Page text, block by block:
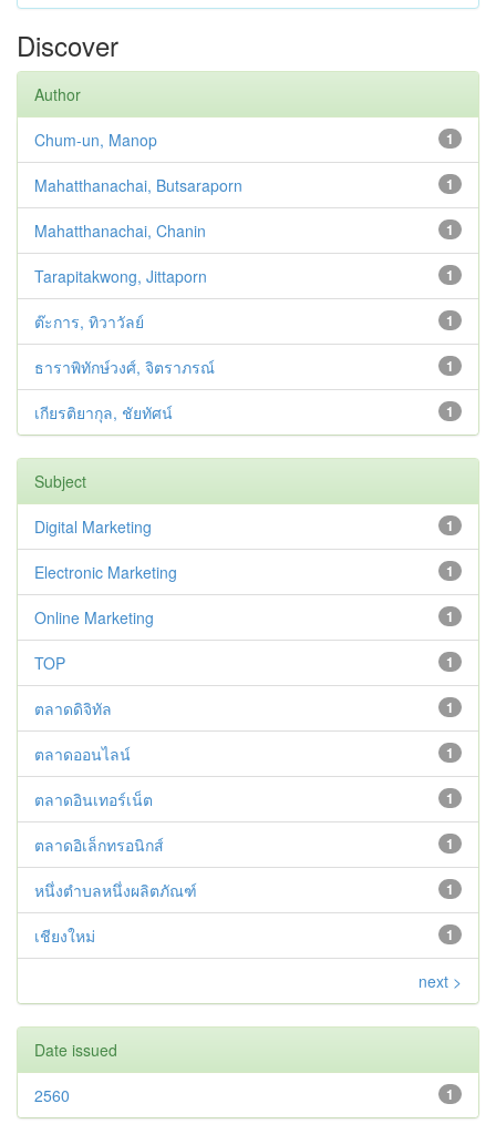
Discover
Author
1
Chum-un, Manop
1
Mahatthanachai, Butsaraporn
1
Mahatthanachai, Chanin
1
Tarapitakwong, Jittaporn
1
ต๊ะการ, ทิวาวัลย์
1
ธาราพิทักษ์วงศ์, จิตราภรณ์
1
เกียรติยากุล, ชัยทัศน์
Subject
1
Digital Marketing
1
Electronic Marketing
1
Online Marketing
1
TOP
1
ตลาดดิจิทัล
1
ตลาดออนไลน์
1
ตลาดอินเทอร์เน็ต
1
ตลาดอิเล็กทรอนิกส์
1
หนึ่งตำบลหนึ่งผลิตภัณฑ์
1
เชียงใหม่
next >
Date issued
1
2560